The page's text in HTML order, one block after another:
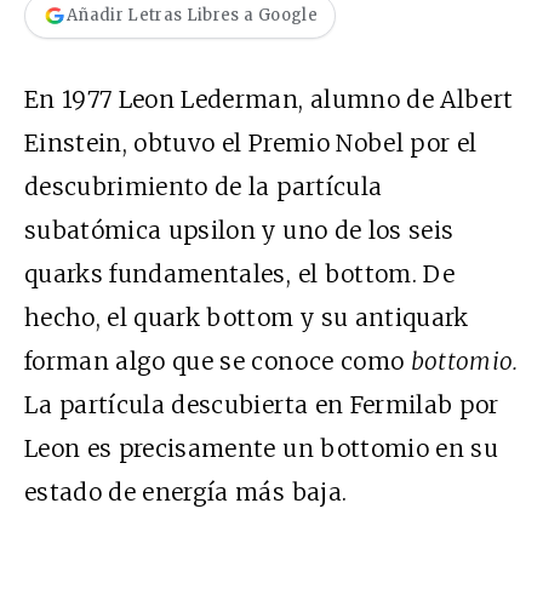
Añadir Letras Libres a Google
En 1977 Leon Lederman, alumno de Albert
Einstein, obtuvo el Premio Nobel por el
descubrimiento de la partícula
subatómica upsilon y uno de los seis
quarks fundamentales, el bottom. De
hecho, el quark bottom y su antiquark
forman algo que se conoce como bottomio.
La partícula descubierta en Fermilab por
Leon es precisamente un bottomio en su
estado de energía más baja.